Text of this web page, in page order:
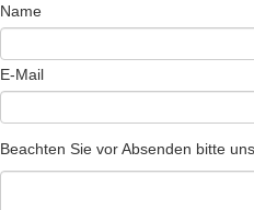
Name
E-Mail
Beachten Sie vor Absenden bitte